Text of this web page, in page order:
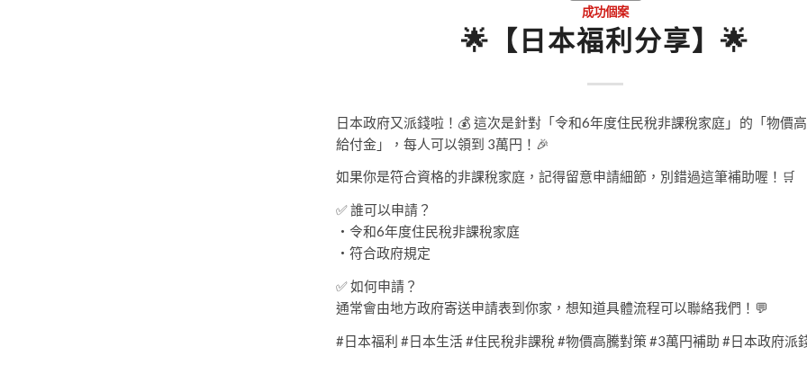
成功個案
🌟【日本福利分享】🌟
日本政府又派錢啦！💰 這次是針對「令和6年度住民稅非課稅家庭」的「物價
給付金」，每人可以領到 3萬円！🎉
如果你是符合資格的非課稅家庭，記得留意申請細節，別錯過這筆補助喔！🛒
✅ 誰可以申請？
・令和6年度住民稅非課稅家庭
・符合政府規定
✅ 如何申請？
通常會由地方政府寄送申請表到你家，想知道具體流程可以聯絡我們！💬
#日本福利 #日本生活 #住民稅非課稅 #物價高騰對策 #3萬円補助 #日本政府派